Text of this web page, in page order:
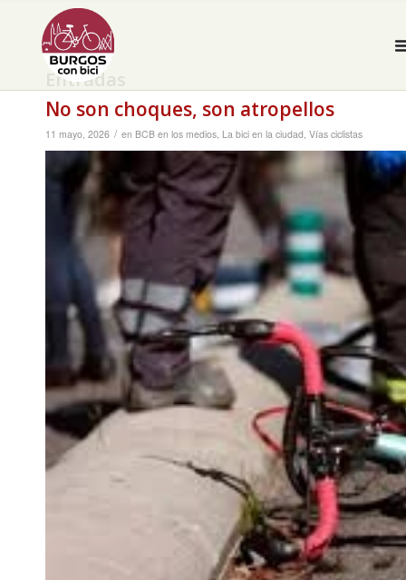
Entradas
No son choques, son atropellos
11 mayo, 2026 / en BCB en los medios, La bici en la ciudad, Vías ciclistas